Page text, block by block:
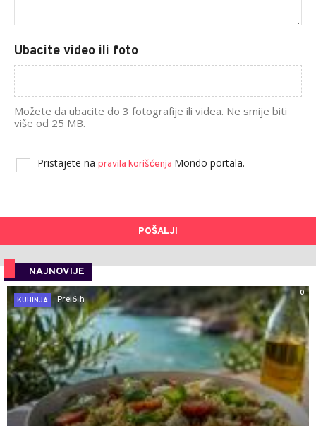
Ubacite video ili foto
Možete da ubacite do 3 fotografije ili videa. Ne smije biti
više od 25 MB.
Pristajete na pravila korišćenja Mondo portala.
POŠALJI
NAJNOVIJE
0
KUHINJA
Pre 6 h